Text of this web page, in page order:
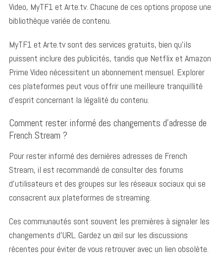
Video, MyTF1 et Arte.tv. Chacune de ces options propose une
bibliothèque variée de contenu.
MyTF1 et Arte.tv sont des services gratuits, bien qu’ils
puissent inclure des publicités, tandis que Netflix et Amazon
Prime Video nécessitent un abonnement mensuel. Explorer
ces plateformes peut vous offrir une meilleure tranquillité
d’esprit concernant la légalité du contenu.
Comment rester informé des changements d’adresse de
French Stream ?
Pour rester informé des dernières adresses de French
Stream, il est recommandé de consulter des forums
d’utilisateurs et des groupes sur les réseaux sociaux qui se
consacrent aux plateformes de streaming.
Ces communautés sont souvent les premières à signaler les
changements d’URL. Gardez un œil sur les discussions
récentes pour éviter de vous retrouver avec un lien obsolète.